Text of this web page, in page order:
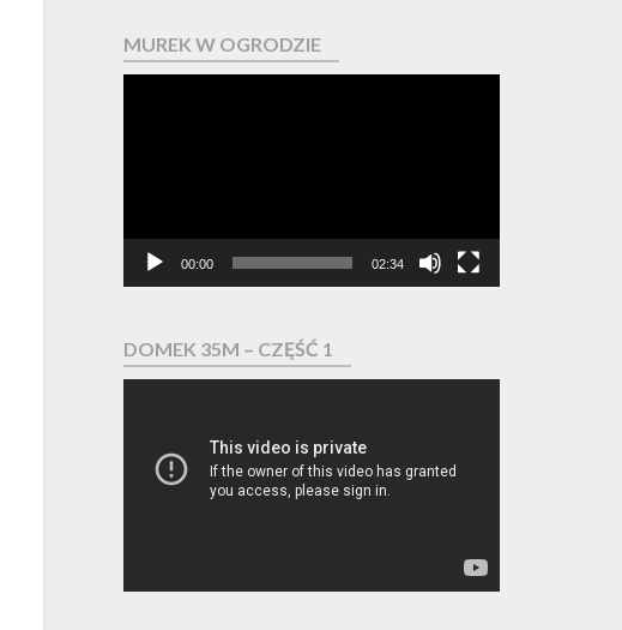
MUREK W OGRODZIE
00:00 02:34
DOMEK 35M – CZĘŚĆ 1